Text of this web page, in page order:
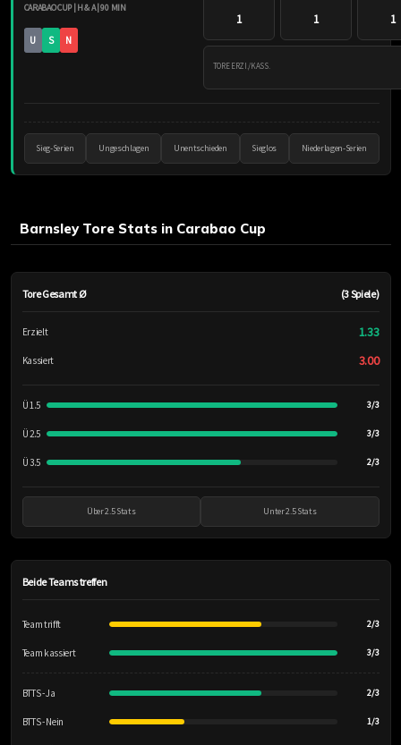
CARABAO CUP | H & A | 90 MIN
U S N
1 1 1
TORE ERZI./KASS.
Sieg-Serien Ungeschlagen Unentschieden Sieglos Niederlagen-Serien
Barnsley Tore Stats in Carabao Cup
Tore Gesamt Ø (3 Spiele)
Erzielt 1.33
Kassiert 3.00
Ü 1.5 3/3
Ü 2.5 3/3
Ü 3.5 2/3
Über 2.5 Stats Unter 2.5 Stats
Beide Teams treffen
Team trifft 2/3
Team kassiert 3/3
BTTS - Ja 2/3
BTTS - Nein 1/3